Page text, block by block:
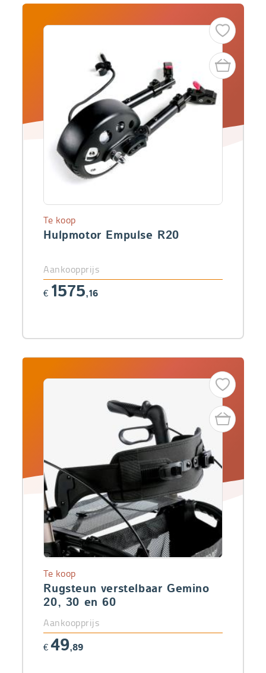
Hulpmotor Empulse R20
Te koop
Aankoopprijs
€ 1575,16
Rugsteun verstelbaar Gemino
20, 30 en 60
Te koop
Aankoopprijs
€ 49,89